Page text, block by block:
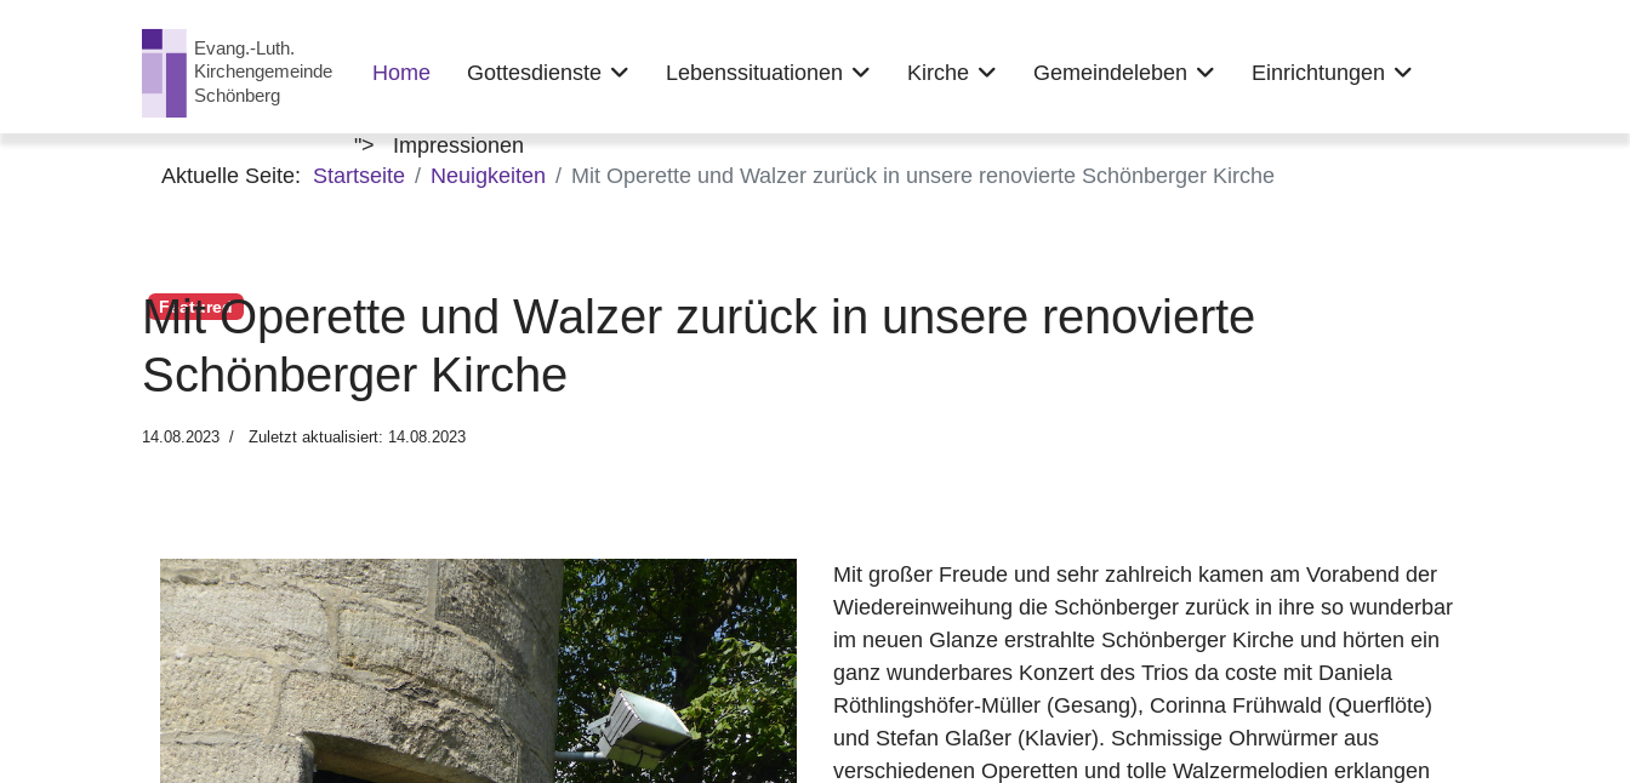
Home Gottesdienste Lebenssituationen Kirche Gemeindeleben Einrichtungen
">
Impressionen
Aktuelle Seite: Startseite Neuigkeiten Mit Operette und Walzer zurück in unsere renovierte Schönberger Kirche
Featured
Mit Operette und Walzer zurück in unsere renovierte
Schönberger Kirche
14.08.2023 Zuletzt aktualisiert: 14.08.2023
Mit großer Freude und sehr zahlreich kamen am Vorabend der
Wiedereinweihung die Schönberger zurück in ihre so wunderbar
im neuen Glanze erstrahlte Schönberger Kirche und hörten ein
ganz wunderbares Konzert des Trios da coste mit Daniela
Röthlingshöfer-Müller (Gesang), Corinna Frühwald (Querflöte)
und Stefan Glaßer (Klavier). Schmissige Ohrwürmer aus
verschiedenen Operetten und tolle Walzermelodien erklangen